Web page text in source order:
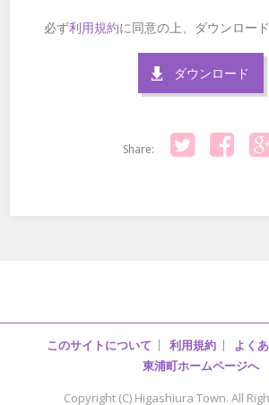
必ず利用規約に同意の上、ダウンロー
ダウンロード
Share:
このサイトについて 利用規約
よく
東浦町ホームページへ
Copyright (C) Higashiura Town. All